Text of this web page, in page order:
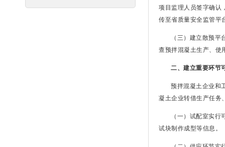
项目监理人员签字确认
传至省质量安全监管平
（三）建立散预
查预拌混凝土生产、使
二、建立重要环节
预拌混凝土企业和
凝土企业转借生产任务
（一）试配室实
试块制作成型等信息。